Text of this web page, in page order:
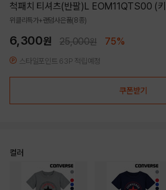
척패치 티셔츠(반팔)L EOM11QTS00 (
위클리특가+랜덤사은품(8종)
6,300원 25,000원 75%
스타일포인트 63P 적립예정
쿠폰받기
컬러